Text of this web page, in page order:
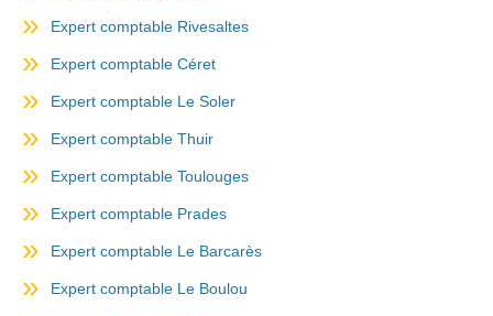
Expert comptable Rivesaltes
Expert comptable Céret
Expert comptable Le Soler
Expert comptable Thuir
Expert comptable Toulouges
Expert comptable Prades
Expert comptable Le Barcarès
Expert comptable Le Boulou